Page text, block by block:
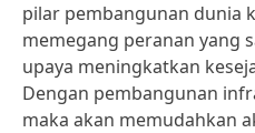
pilar pembangunan dunia
memegang peranan yang
upaya meningkatkan
Dengan pembangunan
maka akan memudahkan